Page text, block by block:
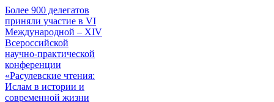
Более 900 делегатов
приняли участие в VI
Международной – ХIV
Всероссийской
научно-практической
конференции
«Расулевские чтения:
Ислам в истории и
современной жизни